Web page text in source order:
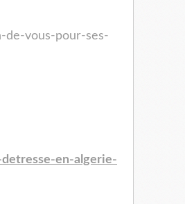
de-vous-pour-ses-
en-algerie-